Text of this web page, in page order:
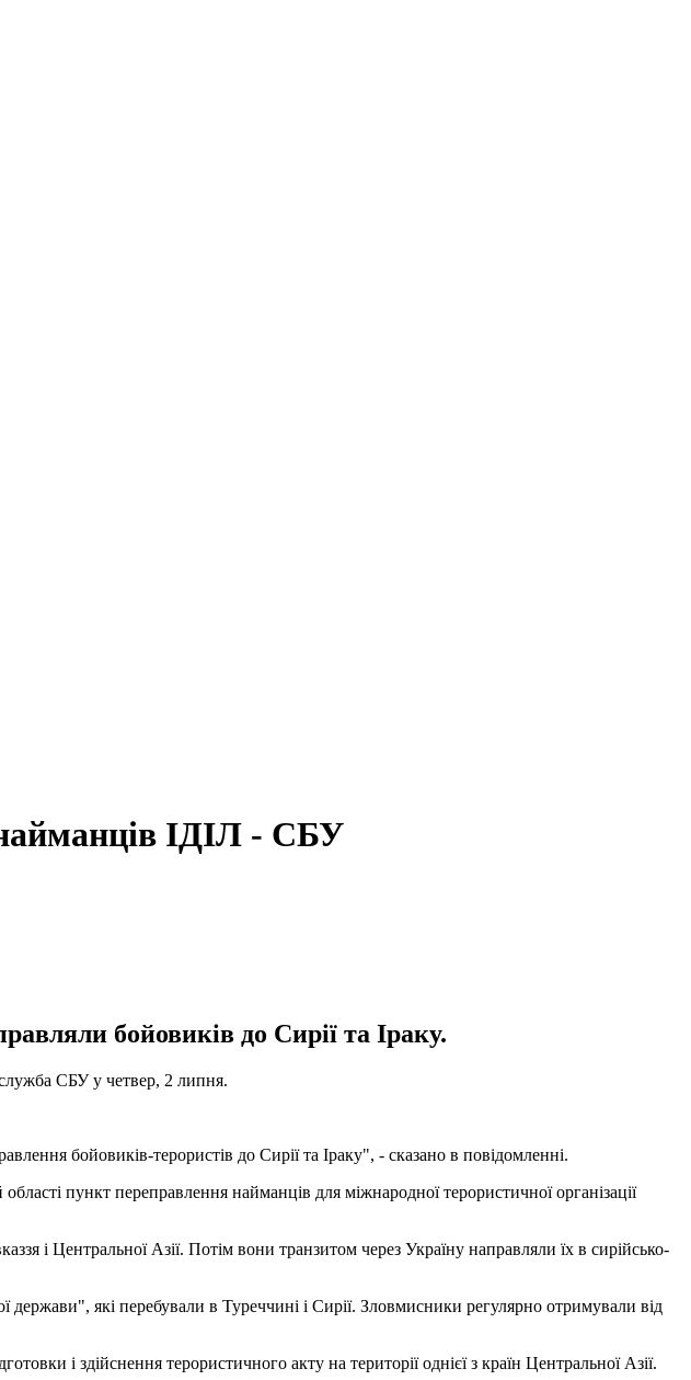
найманців ІДІЛ - СБУ
бойовиків до Сирії та Іраку.
СБУ у четвер, 2 липня.
бойовиків-терористів до Сирії та Іраку", - сказано в повідомленні.
пункт переправлення найманців для міжнародної терористичної організації
і Центральної Азії. Потім вони транзитом через Україну направляли їх в сирійсько-
які перебували в Туреччині і Сирії. Зловмисники регулярно отримували від
і здійснення терористичного акту на території однієї з країн Центральної Азії.